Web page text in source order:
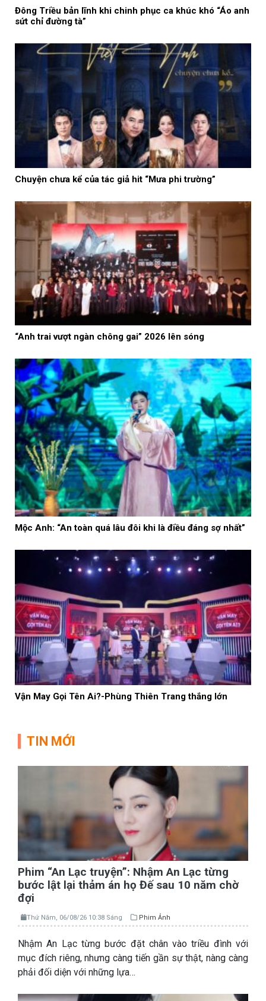
Đông Triều bản lĩnh khi chinh phục ca khúc khó “Áo anh
sứt chỉ đường tà”
Chuyện chưa kể của tác giả hit “Mưa phi trường”
“Anh trai vượt ngàn chông gai” 2026 lên sóng
Mộc Anh: “An toàn quá lâu đôi khi là điều đáng sợ nhất”
Vận May Gọi Tên Ai?-Phùng Thiên Trang thắng lớn
TIN MỚI
Phim “An Lạc truyện”: Nhậm An Lạc từng
bước lật lại thảm án họ Đế sau 10 năm chờ
đợi
Thứ Năm, 06/08/26 10:38 Sáng Phim Ảnh
Nhậm An Lạc từng bước đặt chân vào triều đình với
mục đích riêng, nhưng càng tiến gần sự thật, nàng càng
phải đối diện với những lựa…